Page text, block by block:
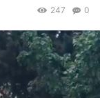
0
247